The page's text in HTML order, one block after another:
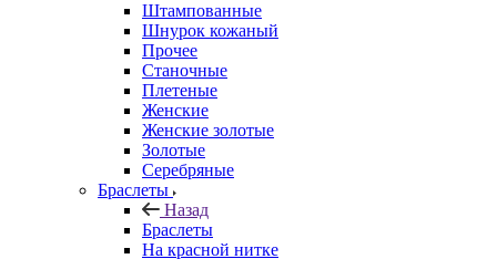
Штампованные
Шнурок кожаный
Прочее
Станочные
Плетеные
Женские
Женские золотые
Золотые
Серебряные
Браслеты
Назад
Браслеты
На красной нитке